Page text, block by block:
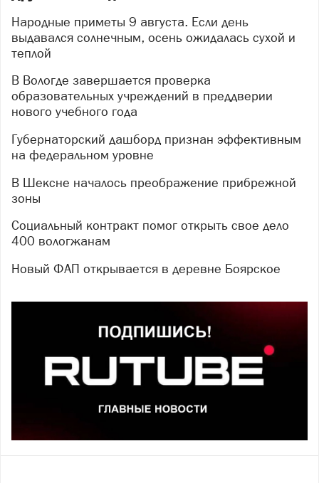
Народные приметы 9 августа. Если день
выдавался солнечным, осень ожидалась сухой и
теплой
В Вологде завершается проверка
образовательных учреждений в преддверии
нового учебного года
Губернаторский дашборд признан эффективным
на федеральном уровне
В Шексне началось преображение прибрежной
зоны
Социальный контракт помог открыть свое дело
400 вологжанам
Новый ФАП открывается в деревне Боярское